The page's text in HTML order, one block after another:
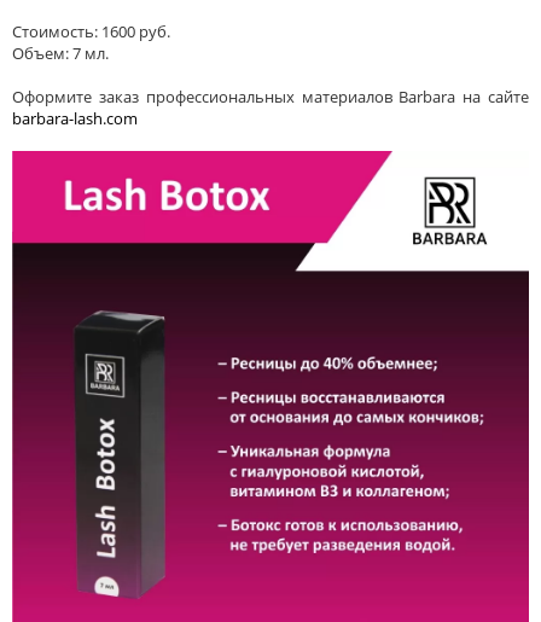
Стоимость: 1600 руб.
Объем: 7 мл.
Оформите заказ профессиональных материалов Barbara на сайте
barbara-lash.com